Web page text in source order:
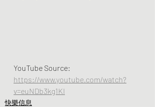
YouTube Source:
https://www.youtube.com/watch?
v=euNDb3kg1KI
快樂信息